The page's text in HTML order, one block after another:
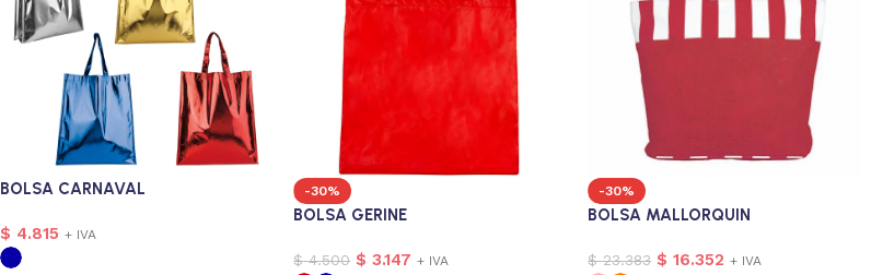
BOLSA CARNAVAL
$ 4.815 + IVA
-30%
BOLSA GERINE
$4.500 $ 3.147 + IVA
-30%
BOLSA MALLORQUIN
$23.383 $ 16.352 + IVA